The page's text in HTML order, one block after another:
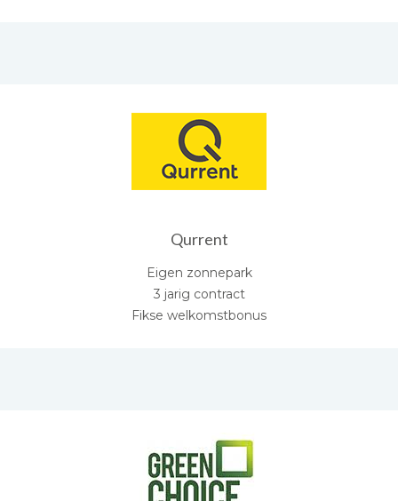
Qurrent
Eigen zonnepark
3 jarig contract
Fikse welkomstbonus